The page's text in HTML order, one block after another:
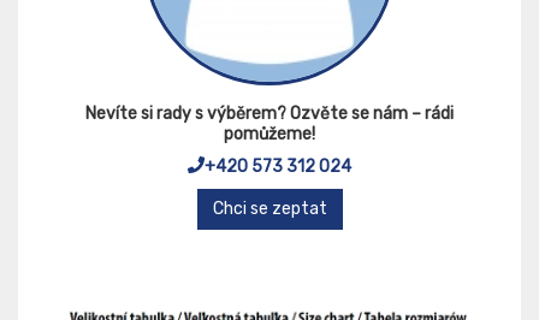
Nevíte si rady s výběrem? Ozvěte se nám – rádi
pomůžeme!
+420 573 312 024
Chci se zeptat